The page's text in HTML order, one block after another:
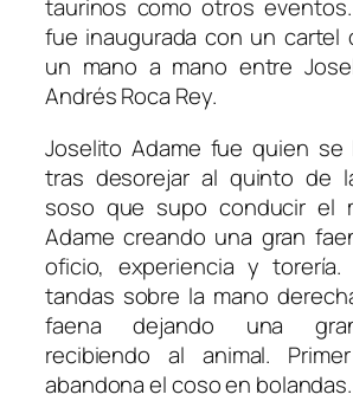
taurinos como otros
fue inaugurada con un cartel
un mano a mano entre
Andrés Roca Rey.
Joselito Adame fue quien se
tras desorejar al quinto de
soso que supo conducir el
Adame creando una gran
oficio, experiencia y torería.
tandas sobre la mano
faena dejando una
recibiendo al animal.
abandona el coso en bolandas.